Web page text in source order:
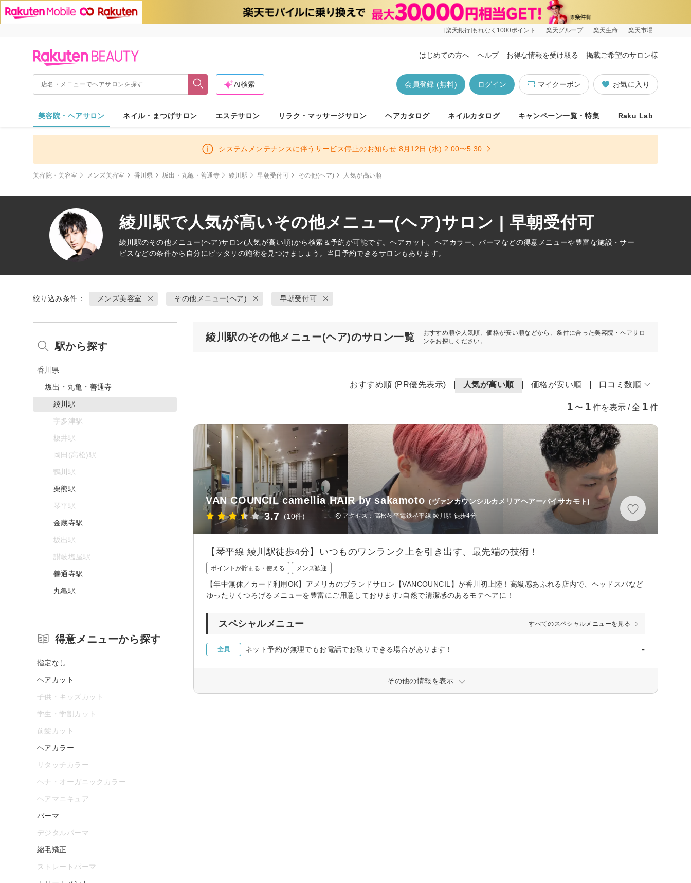
[楽天銀行]もれなく1000ポイント 楽天グループ 楽天生命 楽天市場
はじめての方へ ヘルプ お得な情報を受け取る 掲載ご希望のサロン様
お気に入り
マイクーポン
ログイン
会員登録 (無料)
AI検索
美容院・ヘアサロン ネイル・まつげサロン エステサロン リラク・マッサージサロン ヘアカタログ ネイルカタログ キャンペーン一覧・特集 Raku Lab
システムメンテナンスに伴うサービス停止のお知らせ 8月12日 (水) 2:00〜5:30
美容院・美容室 メンズ美容室 香川県 坂出・丸亀・善通寺 綾川駅 早朝受付可 その他(ヘア) 人気が高い順
綾川駅で人気が高いその他メニュー(ヘア)サロン | 早朝受付可
綾川駅のその他メニュー(ヘア)サロン(人気が高い順)から検索＆予約が可能です。ヘアカット、ヘアカラー、パーマなどの得意メニューや豊富な施設・サー
ビスなどの条件から自分にピッタリの施術を見つけましょう。当日予約できるサロンもあります。
絞り込み条件： メンズ美容室 その他メニュー(ヘア) 早朝受付可
綾川駅のその他メニュー(ヘア)のサロン一覧
おすすめ順や人気順、価格が安い順などから、条件に合った美容院・ヘアサロ
ンをお探しください。
おすすめ順 (PR優先表示) 人気が高い順 価格が安い順 口コミ数順
1 〜 1 件を表示 / 全 1 件
VAN COUNCIL camellia HAIR by sakamoto (ヴァンカウンシルカメリアヘアーバイサカモト)
3.7 (10件) アクセス：高松琴平電鉄琴平線 綾川駅 徒歩4分
【琴平線 綾川駅徒歩4分】いつものワンランク上を引き出す、最先端の技術！
ポイントが貯まる・使える メンズ歓迎
【年中無休／カード利用OK】アメリカのブランドサロン【VANCOUNCIL】が香川初上陸！高級感あふれる店内で、ヘッドスパなど
ゆったりくつろげるメニューを豊富にご用意しております♪自然で清潔感のあるモテヘアに！
スペシャルメニュー すべてのスペシャルメニューを見る
全員 ネット予約が無理でもお電話でお取りできる場合があります！ -
その他の情報を表示
駅から探す
香川県
坂出・丸亀・善通寺
綾川駅
宇多津駅
榎井駅
岡田(高松)駅
鴨川駅
栗熊駅
琴平駅
金蔵寺駅
坂出駅
讃岐塩屋駅
善通寺駅
丸亀駅
得意メニューから探す
指定なし
ヘアカット
子供・キッズカット
学生・学割カット
前髪カット
ヘアカラー
リタッチカラー
ヘナ・オーガニックカラー
ヘアマニキュア
パーマ
デジタルパーマ
縮毛矯正
ストレートパーマ